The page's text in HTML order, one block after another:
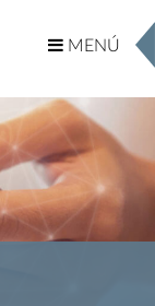
MENÚ
MENÚ